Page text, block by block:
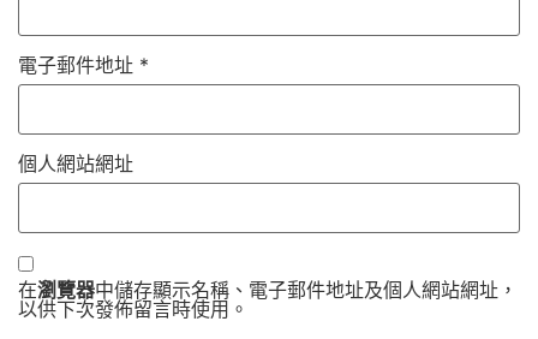
電子郵件地址 *
個人網站網址
在瀏覽器中儲存顯示名稱、電子郵件地址及個人網站網址，
以供下次發佈留言時使用。